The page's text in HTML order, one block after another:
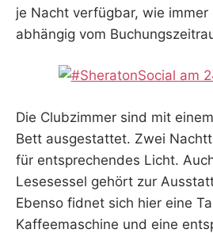
je Nacht verfügbar, wie immer
abhängig vom
Die Clubzimmer sind mit
Bett ausgestattet. Zwei
für entsprechendes Licht.
Lesesessel gehört zur
Ebenso fidnet sich hier eine
Kaffeemaschine und eine